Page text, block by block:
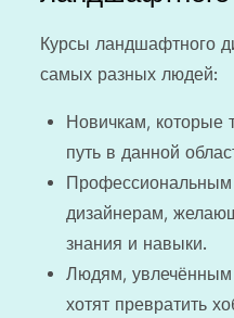
Курсы ландшафтного
самых разных людей:
Новичкам, которые
путь в данной
Профессиональным
дизайнерам,
знания и навыки.
Людям, увлечённым
хотят превратить